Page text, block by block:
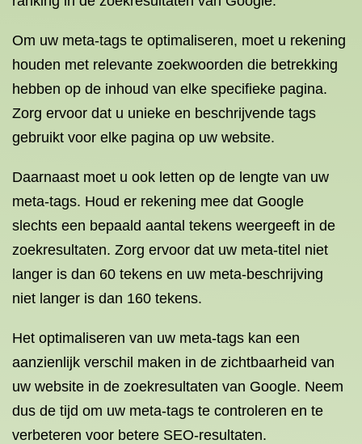
Om uw meta-tags te optimaliseren, moet u rekening
houden met relevante zoekwoorden die betrekking
hebben op de inhoud van elke specifieke pagina.
Zorg ervoor dat u unieke en beschrijvende tags
gebruikt voor elke pagina op uw website.
Daarnaast moet u ook letten op de lengte van uw
meta-tags. Houd er rekening mee dat Google
slechts een bepaald aantal tekens weergeeft in de
zoekresultaten. Zorg ervoor dat uw meta-titel niet
langer is dan 60 tekens en uw meta-beschrijving
niet langer is dan 160 tekens.
Het optimaliseren van uw meta-tags kan een
aanzienlijk verschil maken in de zichtbaarheid van
uw website in de zoekresultaten van Google. Neem
dus de tijd om uw meta-tags te controleren en te
verbeteren voor betere SEO-resultaten.